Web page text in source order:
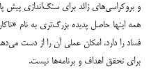
و بروکراسی‌های زائد برای سنگ‌اندازی
همه اینها حاصل پدیده‌ بزرگ‌تری به نام
فساد را دارد، امکان عملی آن را از دست
برای تحقق اهداف و برنامه‌ها نیست.